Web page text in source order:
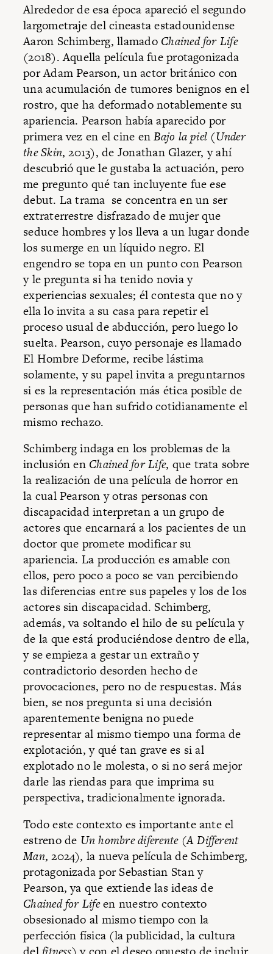
Alrededor de esa época apareció el segundo
largometraje del cineasta estadounidense
Aaron Schimberg, llamado Chained for Life
(2018). Aquella película fue protagonizada
por Adam Pearson, un actor británico con
una acumulación de tumores benignos en el
rostro, que ha deformado notablemente su
apariencia. Pearson había aparecido por
primera vez en el cine enBajo la piel (Under
the Skin, 2013), de Jonathan Glazer, y ahí
descubrió que le gustaba la actuación, pero
me pregunto qué tan incluyente fue ese
debut. La trama se concentra en un ser
extraterrestre disfrazado de mujer que
seduce hombres y los lleva a un lugar donde
los sumerge en un líquido negro. El
engendro se topa en un punto con Pearson
y le pregunta si ha tenido novia y
experiencias sexuales; él contesta que no y
ella lo invita a su casa para repetir el
proceso usual de abducción, pero luego lo
suelta. Pearson, cuyo personaje es llamado
El Hombre Deforme, recibe lástima
solamente, y su papel invita a preguntarnos
si es la representación más ética posible de
personas que han sufrido cotidianamente el
mismo rechazo.
Schimberg indaga en los problemas de la
inclusión en Chained for Life, que trata sobre
la realización de una película de horror en
la cual Pearson y otras personas con
discapacidad interpretan a un grupo de
actores que encarnará a los pacientes de un
doctor que promete modificar su
apariencia. La producción es amable con
ellos, pero poco a poco se van percibiendo
las diferencias entre sus papeles y los de los
actores sin discapacidad. Schimberg,
además, va soltando el hilo de su película y
de la que está produciéndose dentro de ella,
y se empieza a gestar un extraño y
contradictorio desorden hecho de
provocaciones, pero no de respuestas. Más
bien, se nos pregunta si una decisión
aparentemente benigna no puede
representar al mismo tiempo una forma de
explotación, y qué tan grave es si al
explotado no le molesta, o si no será mejor
darle las riendas para que imprima su
perspectiva, tradicionalmente ignorada.
Todo este contexto es importante ante el
estreno de Un hombre diferente (A Different
Man, 2024), la nueva película de Schimberg,
protagonizada por Sebastian Stan y
Pearson, ya que extiende las ideas de
Chained for Lifeen nuestro contexto
obsesionado al mismo tiempo con la
perfección física (la publicidad, la cultura